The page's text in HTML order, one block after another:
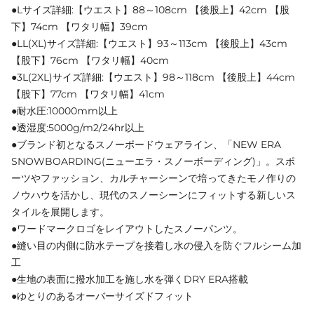
●Lサイズ詳細:【ウエスト】88～108cm 【後股上】42cm 【股
下】74cm 【ワタリ幅】39cm
●LL(XL)サイズ詳細:【ウエスト】93～113cm 【後股上】43cm
【股下】76cm 【ワタリ幅】40cm
●3L(2XL)サイズ詳細:【ウエスト】98～118cm 【後股上】44cm
【股下】77cm 【ワタリ幅】41cm
●耐水圧:10000mm以上
●透湿度:5000g/m2/24hr以上
●ブランド初となるスノーボードウェアライン、「NEW ERA
SNOWBOARDING(ニューエラ・スノーボーディング)」。スポ
ーツやファッション、カルチャーシーンで培ってきたモノ作りの
ノウハウを活かし、現代のスノーシーンにフィットする新しいス
タイルを展開します。
●ワードマークロゴをレイアウトしたスノーパンツ。
●縫い目の内側に防水テープを接着し水の侵入を防ぐフルシーム加
工
●生地の表面に撥水加工を施し水を弾くDRY ERA搭載
●ゆとりのあるオーバーサイズドフィット